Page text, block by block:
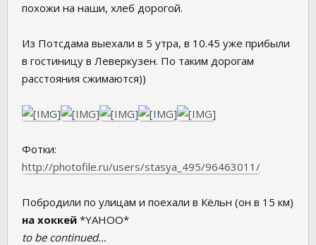
похожи на наши, хлеб дорогой.
Из Потсдама выехали в 5 утра, в 10.45 уже прибыли
в гостиницу в Леверкузен. По таким дорогам
расстояния сжимаются))
Фотки:
http://photofile.ru/users/stasya_495/96463011/
Побродили по улицам и поехали в Кёльн (он в 15 км)
на хоккей *YAHOO*
to be continued…